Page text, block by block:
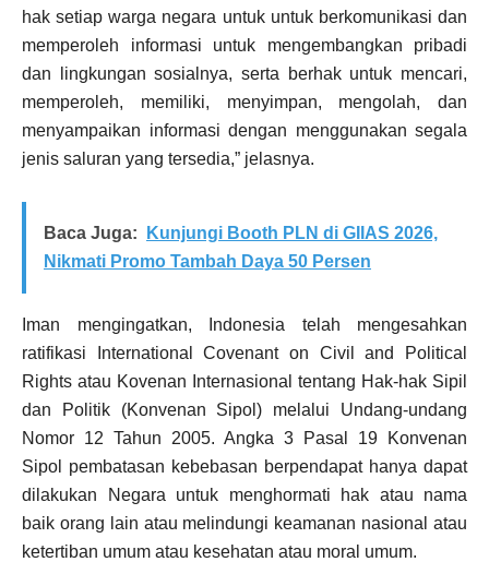
hak setiap warga negara untuk untuk berkomunikasi dan
memperoleh informasi untuk mengembangkan pribadi
dan lingkungan sosialnya, serta berhak untuk mencari,
memperoleh, memiliki, menyimpan, mengolah, dan
menyampaikan informasi dengan menggunakan segala
jenis saluran yang tersedia,” jelasnya.
Baca Juga:
Kunjungi Booth PLN di GIIAS 2026,
Nikmati Promo Tambah Daya 50 Persen
Iman mengingatkan, Indonesia telah mengesahkan
ratifikasi International Covenant on Civil and Political
Rights atau Kovenan Internasional tentang Hak-hak Sipil
dan Politik (Konvenan Sipol) melalui Undang-undang
Nomor 12 Tahun 2005. Angka 3 Pasal 19 Konvenan
Sipol pembatasan kebebasan berpendapat hanya dapat
dilakukan Negara untuk menghormati hak atau nama
baik orang lain atau melindungi keamanan nasional atau
ketertiban umum atau kesehatan atau moral umum.